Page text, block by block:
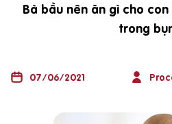
Bà bầu nên ăn gì cho
trong
07/06/2021